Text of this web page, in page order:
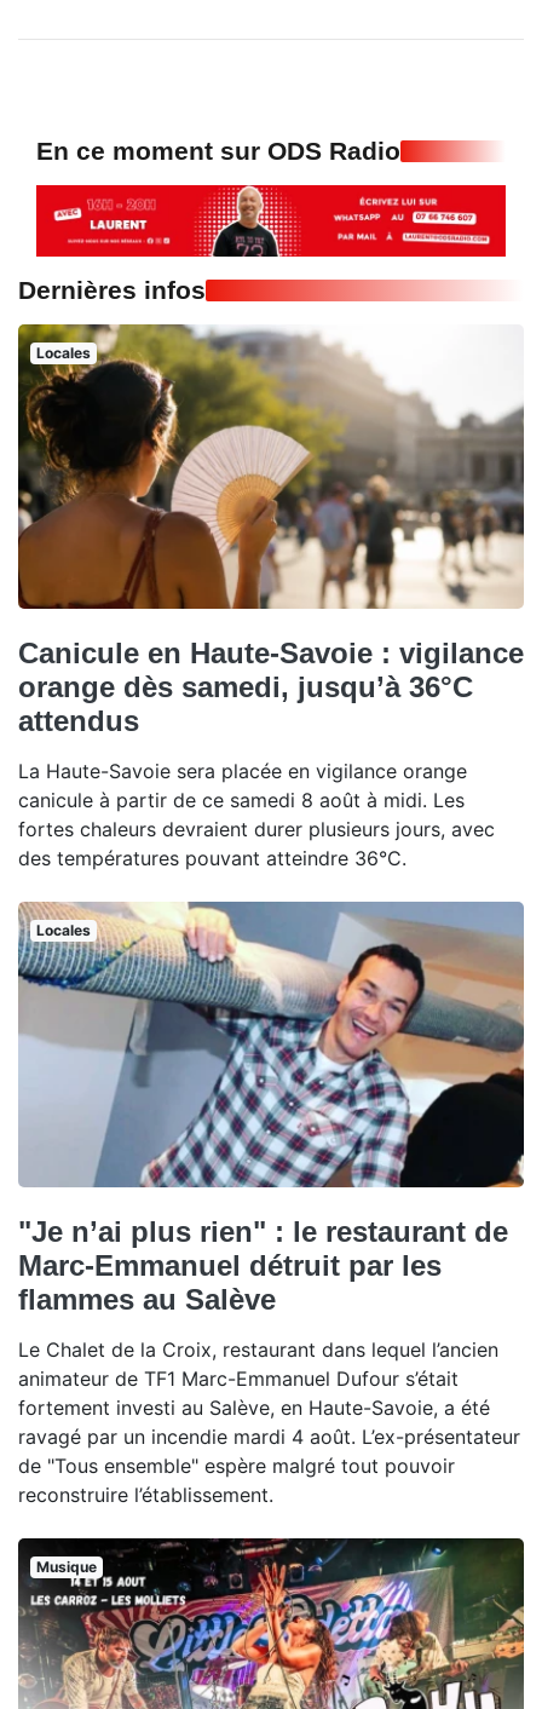
En ce moment sur ODS Radio
Dernières infos
Locales
Canicule en Haute-Savoie : vigilance
orange dès samedi, jusqu’à 36°C
attendus
La Haute-Savoie sera placée en vigilance orange
canicule à partir de ce samedi 8 août à midi. Les
fortes chaleurs devraient durer plusieurs jours, avec
des températures pouvant atteindre 36°C.
Locales
"Je n’ai plus rien" : le restaurant de
Marc-Emmanuel détruit par les
flammes au Salève
Le Chalet de la Croix, restaurant dans lequel l’ancien
animateur de TF1 Marc-Emmanuel Dufour s’était
fortement investi au Salève, en Haute-Savoie, a été
ravagé par un incendie mardi 4 août. L’ex-présentateur
de "Tous ensemble" espère malgré tout pouvoir
reconstruire l’établissement.
Musique